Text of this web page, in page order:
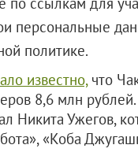
персональные
политике.
известно,что
8,6 млн
Никита Ужегов,
«Коба